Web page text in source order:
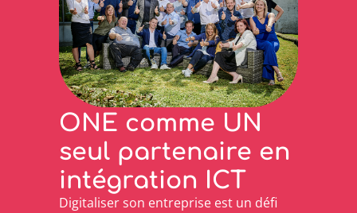
ONE comme UN
seul partenaire en
intégration ICT
Digitaliser son entreprise est un défi